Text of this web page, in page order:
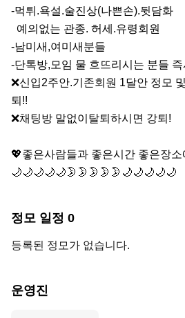
-먹튀.욕설.술진상(나쁜손).뒷담화
-남미새,여미새분들
-단톡방,모임 물 흐뜨리시는 분들
❌신입2주안.기존회원 1달안 정모
퇴!!
❌채팅방 말없이탈퇴하시면 강퇴!
💖좋은사람들과 좋은시간 좋은장
🌙🌙🌙🌙🌙🌛🌛🌛🌛🌛🌙🌙🌙🌙🌙
정모 일정 0
등록된 정모가 없습니다.
운영진